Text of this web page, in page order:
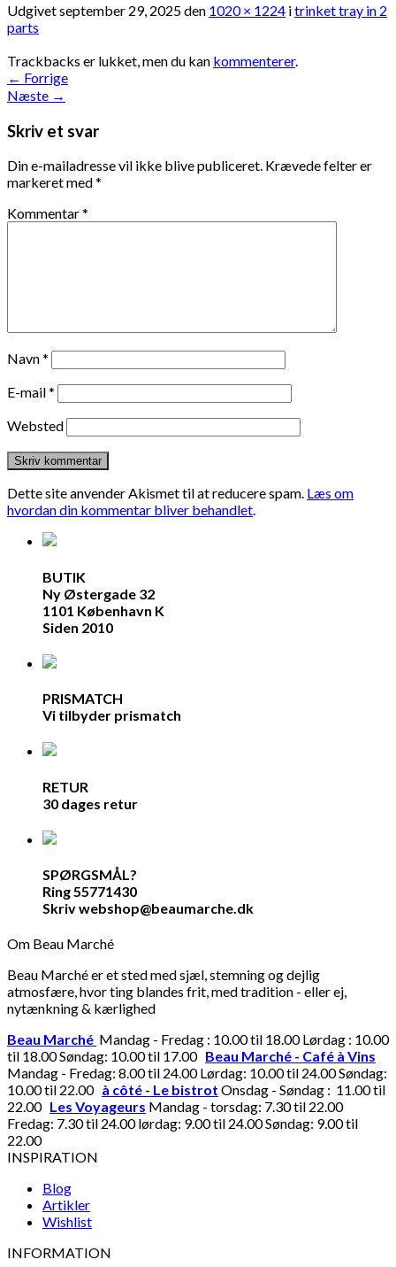
Udgivetseptember 29, 2025den 1020 × 1224 itrinket tray in 2
parts
Trackbacks er lukket, men du kan kommenterer.
← Forrige
Næste →
Skriv et svar
Din e-mailadresse vil ikke blive publiceret. Krævede felter er
markeret med*
Kommentar*
Navn*
E-mail*
Websted
Dette site anvender Akismet til at reducere spam. Læs om
hvordan din kommentar bliver behandlet.
BUTIK
Ny Østergade 32
1101 København K
Siden 2010
PRISMATCH
Vi tilbyder prismatch
RETUR
30 dages retur
SPØRGSMÅL?
Ring 55771430
Skriv webshop@beaumarche.dk
Om Beau Marché
Beau Marché er et sted med sjæl, stemning og dejlig
atmosfære, hvor ting blandes frit, med tradition - eller ej,
nytænkning & kærlighed
Beau Marché Mandag - Fredag : 10.00 til 18.00 Lørdag : 10.00
til 18.00 Søndag: 10.00 til 17.00 Beau Marché - Café à Vins
Mandag - Fredag: 8.00 til 24.00 Lørdag: 10.00 til 24.00 Søndag:
10.00 til 22.00 à côté - Le bistrot Onsdag - Søndag : 11.00 til
22.00 Les Voyageurs Mandag - torsdag: 7.30 til 22.00
Fredag: 7.30 til 24.00 lørdag: 9.00 til 24.00 Søndag: 9.00 til
22.00
INSPIRATION
Blog
Artikler
Wishlist
INFORMATION